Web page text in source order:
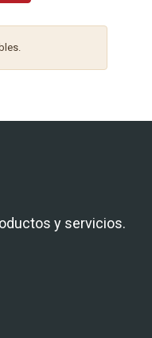
y servicios.